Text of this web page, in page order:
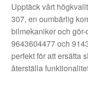
Kolla upp
Kontakt
Upptäck vårt
307, en oumbärlig
bilmekaniker och
9643604477 och
perfekt för att ersätta
återställa